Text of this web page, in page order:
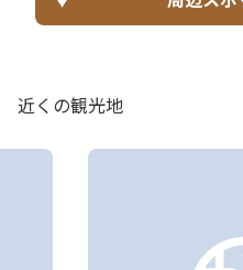
近くの観光地